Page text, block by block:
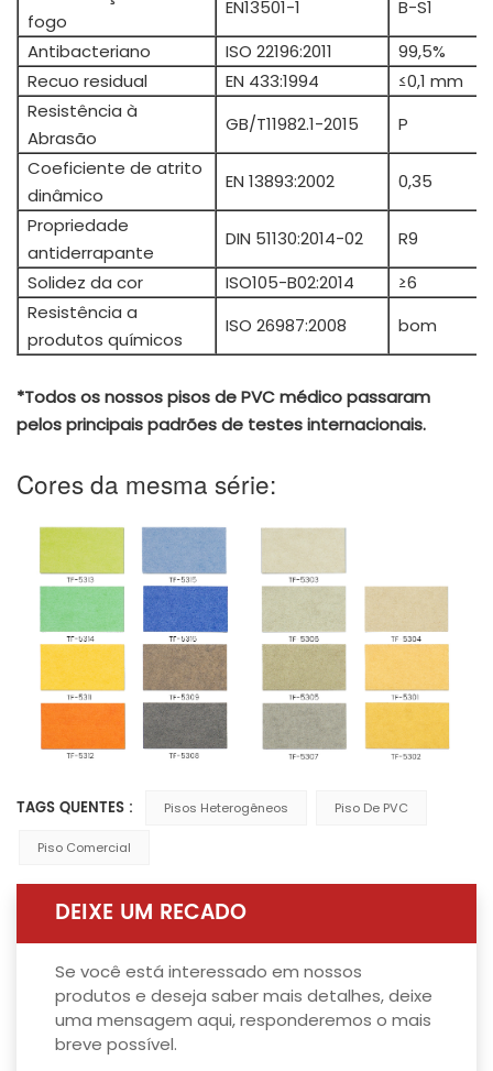
fogo
EN13501-1
B-S1
Antibacteriano
ISO 22196:2011
99,5%
Recuo residual
EN 433:1994
≤0,1 mm
Resistência à
Abrasão
GB/T11982.1-2015
P
Coeficiente de atrito
dinâmico
EN 13893:2002
0,35
Propriedade
antiderrapante
DIN 51130:2014-02
R9
Solidez da cor
ISO105-B02:2014
≥6
Resistência a
produtos químicos
ISO 26987:2008 bom
*Todos os nossos pisos de PVC médico passaram
pelos principais padrões de testes internacionais.
Cores da mesma série:
TAGS QUENTES : Pisos Heterogêneos Piso De PVC
Piso Comercial
DEIXE UM RECADO
Se você está interessado em nossos
produtos e deseja saber mais detalhes, deixe
uma mensagem aqui, responderemos o mais
breve possível.